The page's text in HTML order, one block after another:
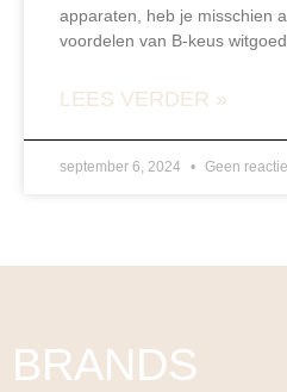
apparaten, heb je misschien
voordelen van B-keus
LEES VERDER »
september 6, 2024 Geen
BRANDS